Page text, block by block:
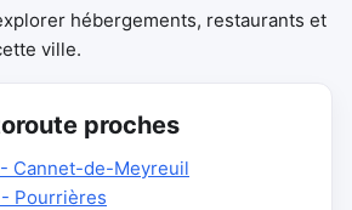
hébergements, restaurants et
ville.
proches
Cannet-de-Meyreuil
Pourrières